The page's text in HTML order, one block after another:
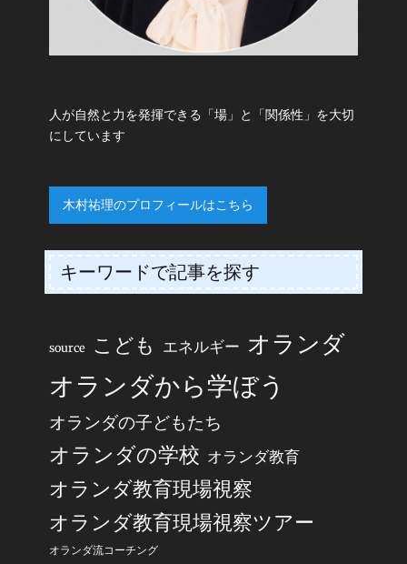
人が自然と力を発揮できる「場」と「関係性」を大切
にしています
木村祐理のプロフィールはこちら
キーワードで記事を探す
source こども エネルギー オランダ
オランダから学ぼう
オランダの子どもたち
オランダの学校 オランダ教育
オランダ教育現場視察
オランダ教育現場視察ツアー
オランダ流コーチング